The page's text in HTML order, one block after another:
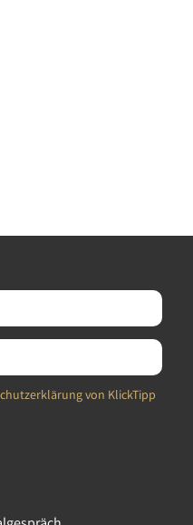
von KlickTipp